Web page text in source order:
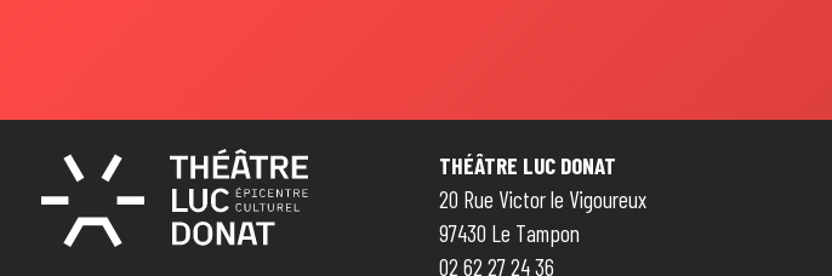
THÉÂTRE LUC DONAT
20 Rue Victor le Vigoureux
97430 Le Tampon
02 62 27 24 36